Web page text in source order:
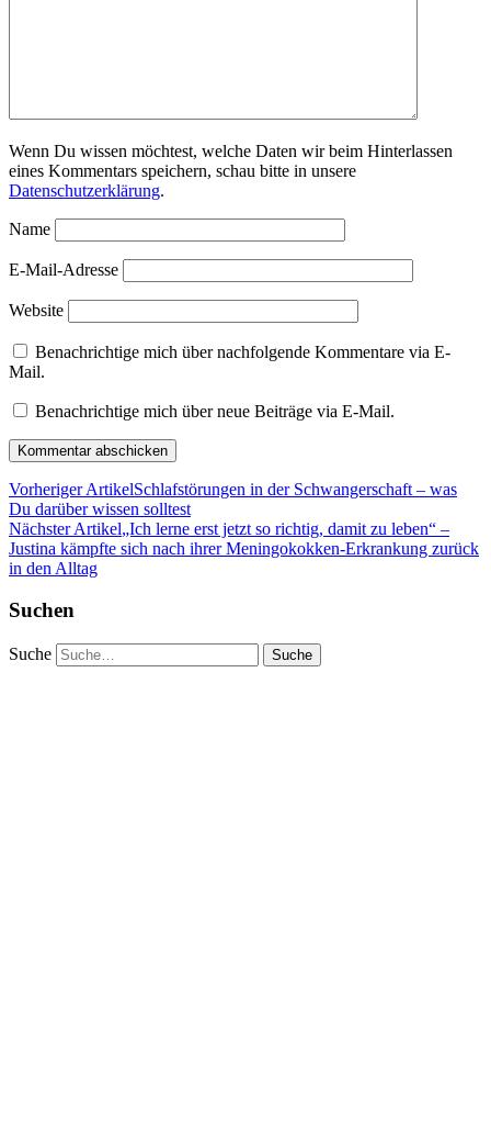
Wenn Du wissen möchtest, welche Daten wir beim Hinterlassen
eines Kommentars speichern, schau bitte in unsere
Datenschutzerklärung.
Name
E-Mail-Adresse
Website
Benachrichtige mich über nachfolgende Kommentare via E-
Mail.
Benachrichtige mich über neue Beiträge via E-Mail.
Vorheriger ArtikelSchlafstörungen in der Schwangerschaft – was
Du darüber wissen solltest
Nächster Artikel„Ich lerne erst jetzt so richtig, damit zu leben“ –
Justina kämpfte sich nach ihrer Meningokokken-Erkrankung zurück
in den Alltag
Suchen
Suche